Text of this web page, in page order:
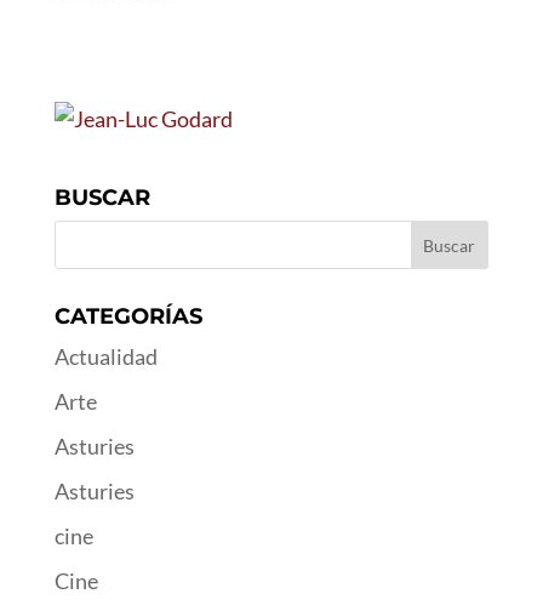
BUSCAR
CATEGORÍAS
Actualidad
Arte
Asturies
Asturies
cine
Cine